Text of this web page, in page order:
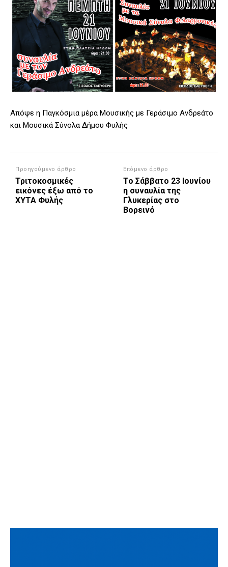
Απόψε η Παγκόσμια μέρα Μουσικής με Γεράσιμο Ανδρεάτο
και Μουσικά Σύνολα Δήμου Φυλής
Προηγούμενο άρθρο
Τριτοκοσμικές
εικόνες έξω από το
ΧΥΤΑ Φυλής
Επόμενο άρθρο
Το Σάββατο 23 Ιουνίου
η συναυλία της
Γλυκερίας στο
Βορεινό